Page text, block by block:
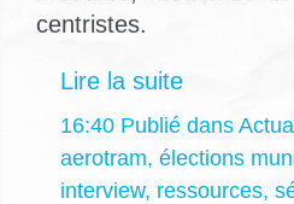
centristes.
Lire la suite
16:40 Publié dans
aerotram, élections
interview, ressources,